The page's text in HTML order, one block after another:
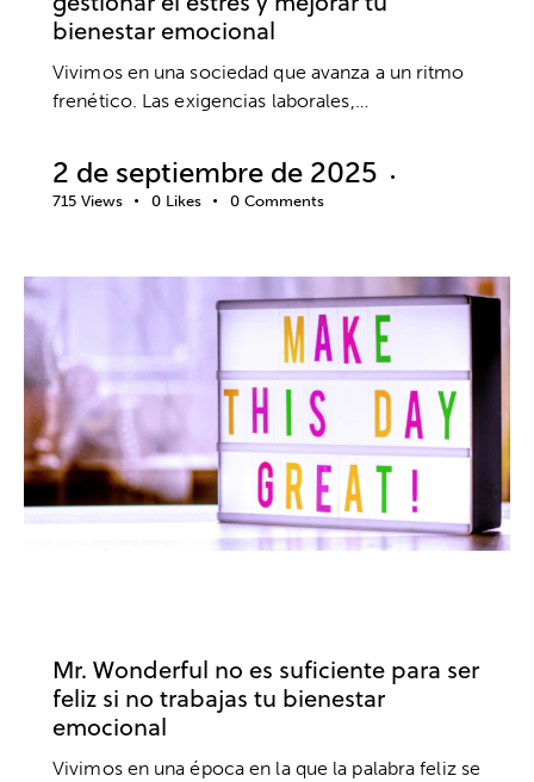
bienestar emocional
Vivimos en una sociedad que avanza a un ritmo
frenético. Las exigencias laborales,…
2 de septiembre de 2025
715 Views 0 Likes 0 Comments
Mr. Wonderful no es suficiente para ser
feliz si no trabajas tu bienestar
emocional
Vivimos en una época en la que la palabra feliz se